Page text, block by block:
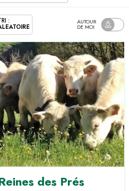
: AUTOUR
DE MOI
des Prés